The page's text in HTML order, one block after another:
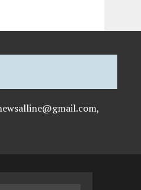
newsalline@gmail.com,